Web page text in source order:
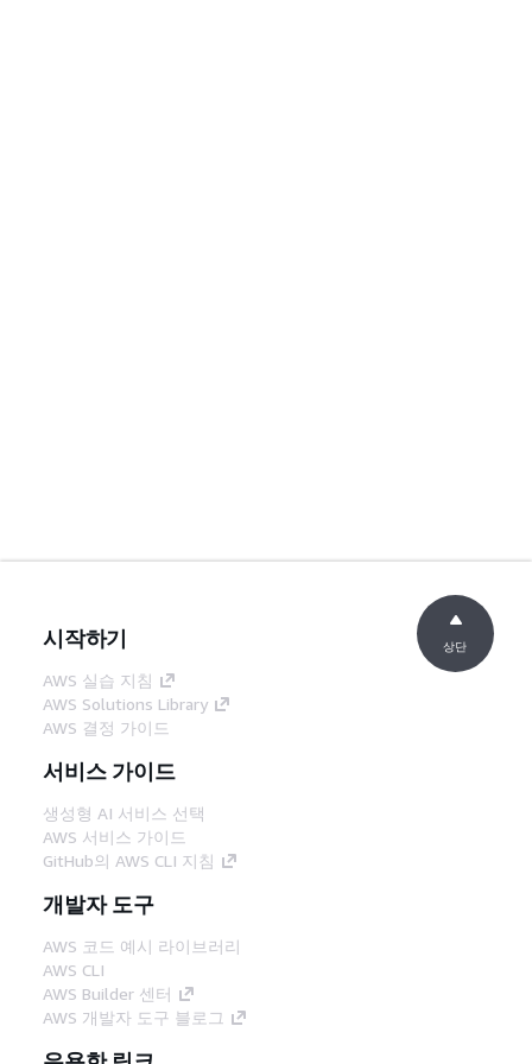
시작하기
AWS 실습 지침
AWS Solutions Library
AWS 결정 가이드
서비스 가이드
생성형 AI 서비스 선택
AWS 서비스 가이드
GitHub의 AWS CLI 지침
개발자 도구
AWS 코드 예시 라이브러리
AWS CLI
AWS Builder 센터
AWS 개발자 도구 블로그
상단